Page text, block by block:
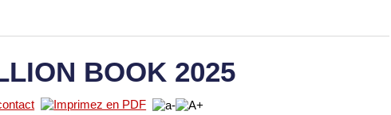
BOOK 2025